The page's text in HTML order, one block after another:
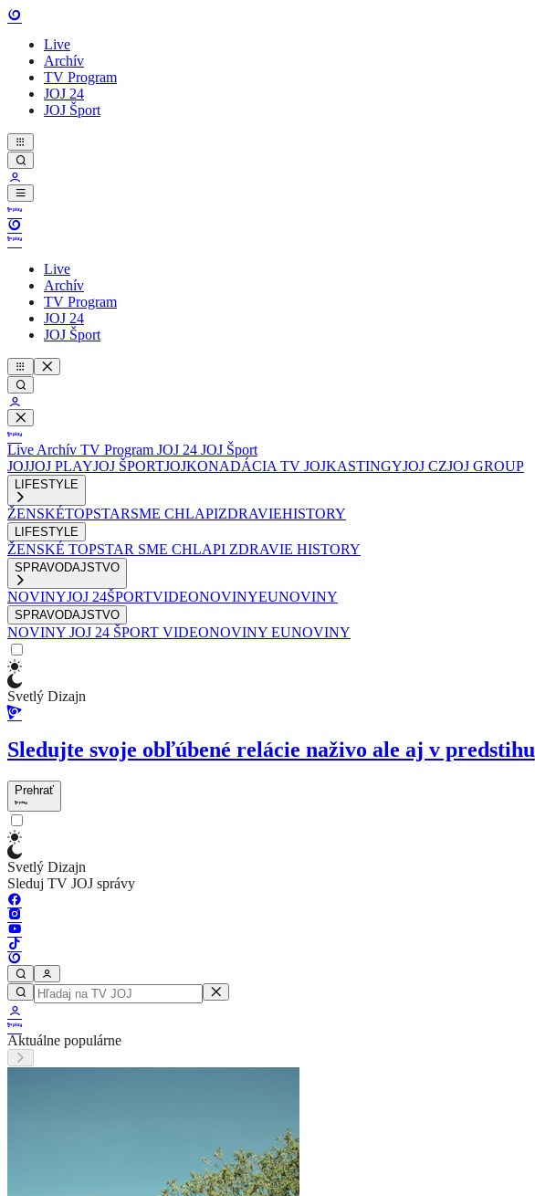
Live
Archív
TV Program
JOJ 24
JOJ Šport
Live
Archív
TV Program
JOJ 24
JOJ Šport
Live Archív TV Program JOJ 24 JOJ Šport
JOJJOJ PLAYJOJ ŠPORTJOJKONADÁCIA TV JOJKASTINGYJOJ CZJOJ GROUP
LIFESTYLE
ŽENSKÉTOPSTARSME CHLAPIZDRAVIEHISTORY
LIFESTYLE
ŽENSKÉ TOPSTAR SME CHLAPI ZDRAVIE HISTORY
SPRAVODAJSTVO
NOVINYJOJ 24ŠPORTVIDEONOVINYEUNOVINY
SPRAVODAJSTVO
NOVINY JOJ 24 ŠPORT VIDEONOVINY EUNOVINY
Svetlý Dizajn
Sledujte svoje obľúbené relácie naživo ale aj v predstihu
Prehrať
Svetlý Dizajn
Sleduj TV JOJ správy
Aktuálne populárne